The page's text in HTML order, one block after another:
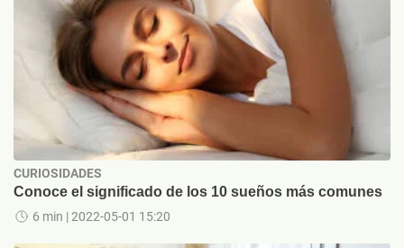
CURIOSIDADES
Conoce el significado de los 10 sueños más comunes
6 min | 2022-05-01 15:20